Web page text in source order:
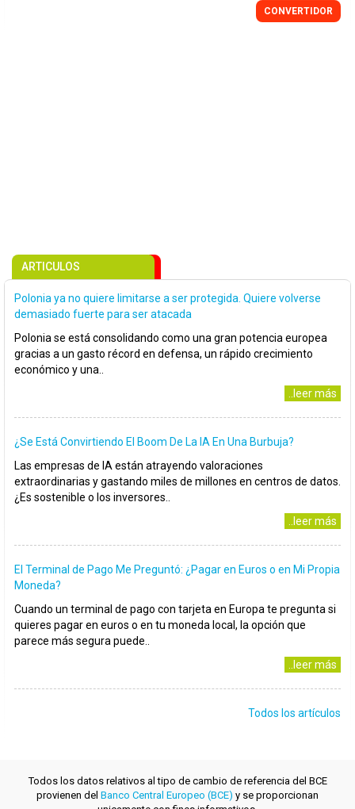
CONVERTIDOR
ARTICULOS
Polonia ya no quiere limitarse a ser protegida. Quiere volverse
demasiado fuerte para ser atacada
Polonia se está consolidando como una gran potencia europea
gracias a un gasto récord en defensa, un rápido crecimiento
económico y una..
..leer más
¿Se Está Convirtiendo El Boom De La IA En Una Burbuja?
Las empresas de IA están atrayendo valoraciones
extraordinarias y gastando miles de millones en centros de datos.
¿Es sostenible o los inversores..
..leer más
El Terminal de Pago Me Preguntó: ¿Pagar en Euros o en Mi Propia
Moneda?
Cuando un terminal de pago con tarjeta en Europa te pregunta si
quieres pagar en euros o en tu moneda local, la opción que
parece más segura puede..
..leer más
Todos los artículos
Todos los datos relativos al tipo de cambio de referencia del BCE
provienen del Banco Central Europeo (BCE) y se proporcionan